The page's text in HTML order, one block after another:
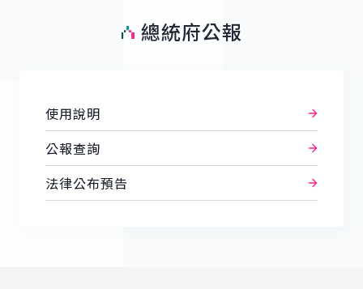
總統府公報
使用說明
公報查詢
法律公布預告